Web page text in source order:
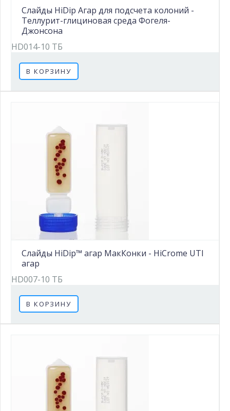
Слайды HiDip Агар для подсчета колоний -
Теллурит-глициновая среда Фогеля-
Джонсона
HD014-10 ТБ
В КОРЗИНУ
Слайды HiDip™ агар МакКонки - HiCrome UTI
агар
HD007-10 ТБ
В КОРЗИНУ